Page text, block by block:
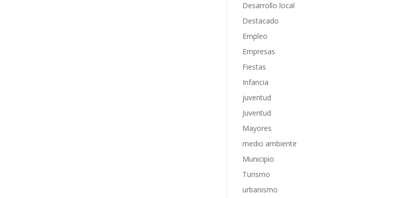
Desarrollo local
Destacado
Empleo
Empresas
Fiestas
Infancia
juventud
Juventud
Mayores
medio ambiente
Municipio
Turismo
urbanismo